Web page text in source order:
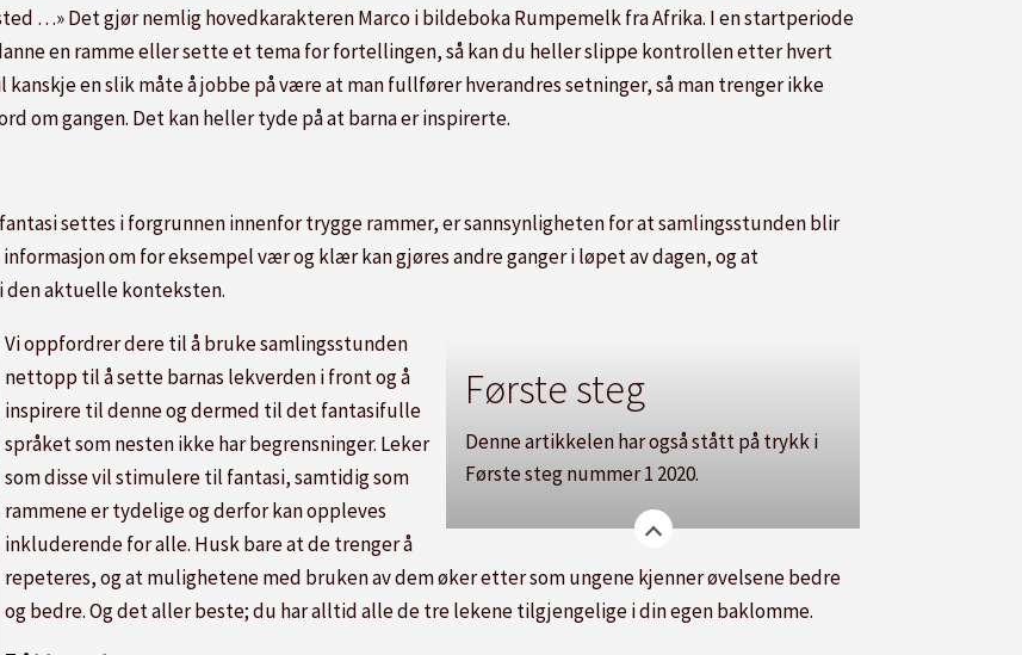
…» Det gjør nemlig hovedkarakteren Marco i bildeboka Rumpemelk fra Afrika. I en startperiode
en ramme eller sette et tema for fortellingen, så kan du heller slippe kontrollen etter hvert
kanskje en slik måte å jobbe på være at man fullfører hverandres setninger, så man trenger ikke
om gangen. Det kan heller tyde på at barna er inspirerte.
settes i forgrunnen innenfor trygge rammer, er sannsynligheten for at samlingsstunden blir
om for eksempel vær og klær kan gjøres andre ganger i løpet av dagen, og at
den aktuelle konteksten.
Første steg
Denne artikkelen har også stått på trykk i
Første steg nummer 1 2020.
Vi oppfordrer dere til å bruke samlingsstunden
nettopp til å sette barnas lekverden i front og å
inspirere til denne og dermed til det fantasifulle
språket som nesten ikke har begrensninger. Leker
som disse vil stimulere til fantasi, samtidig som
rammene er tydelige og derfor kan oppleves
inkluderende for alle. Husk bare at de trenger å
repeteres, og at mulighetene med bruken av dem øker etter som ungene kjenner øvelsene bedre
og bedre. Og det aller beste; du har alltid alle de tre lekene tilgjengelige i din egen baklomme.